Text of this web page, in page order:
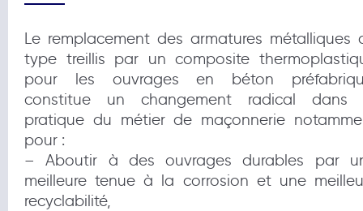
Le remplacement des armatures métalliques
type treillis par un composite
pour les ouvrages en béton
constitue un changement radical dans
pratique du métier de maçonnerie
pour :
– Aboutir à des ouvrages durables par
meilleure tenue à la corrosion et une
recyclabilité,